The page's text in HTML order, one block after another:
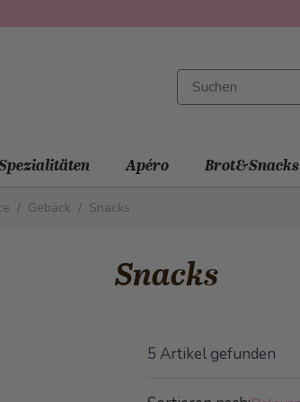
Apéro Brot&Snacks
/ Gebäck / Snacks
Snacks
5 Artikel gefunden